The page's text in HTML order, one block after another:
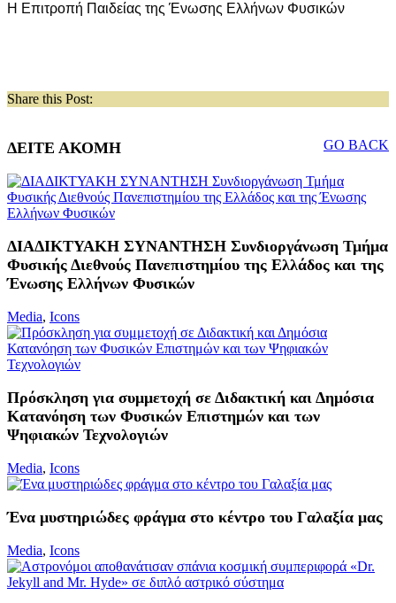
Η Επιτροπή Παιδείας της Ένωσης Ελλήνων Φυσικών
Share this Post:
GO BACK
ΔΕΙΤΕ ΑΚΟΜΗ
ΔΙΑΔΙΚΤΥΑΚΗ ΣΥΝΑΝΤΗΣΗ Συνδιοργάνωση Τμήμα
Φυσικής Διεθνούς Πανεπιστημίου της Ελλάδος και της
Ένωσης Ελλήνων Φυσικών
Media, Icons
Πρόσκληση για συμμετοχή σε Διδακτική και Δημόσια
Κατανόηση των Φυσικών Επιστημών και των
Ψηφιακών Τεχνολογιών
Media, Icons
Ένα μυστηριώδες φράγμα στο κέντρο του Γαλαξία μας
Media, Icons